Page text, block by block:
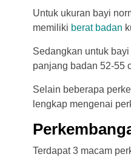
Untuk ukuran bayi
memiliki berat badan
Sedangkan untuk
panjang badan 52-55
Selain beberapa
lengkap mengenai
Terdapat 3 macam